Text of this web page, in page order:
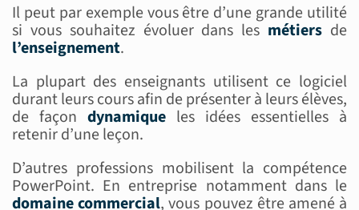
Il peut par exemple vous être d’une grande utilité
si vous souhaitez évoluer dans les métiers de
l’enseignement.
La plupart des enseignants utilisent ce logiciel
durant leurs cours afin de présenter à leurs élèves,
de façon dynamique les idées essentielles à
retenir d’une leçon.
D’autres professions mobilisent la compétence
PowerPoint. En entreprise notamment dans le
domaine commercial, vous pouvez être amené à